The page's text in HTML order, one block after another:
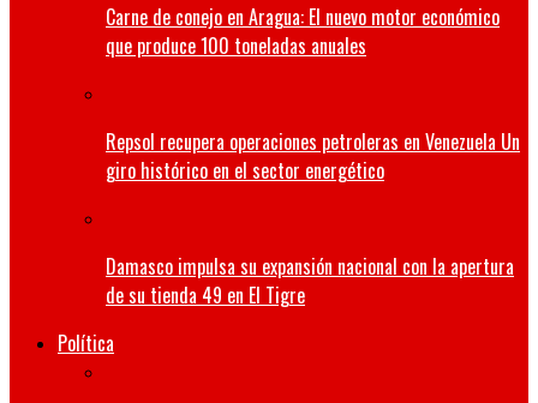
Carne de conejo en Aragua: El nuevo motor económico
que produce 100 toneladas anuales
Repsol recupera operaciones petroleras en Venezuela Un
giro histórico en el sector energético
Damasco impulsa su expansión nacional con la apertura
de su tienda 49 en El Tigre
Política